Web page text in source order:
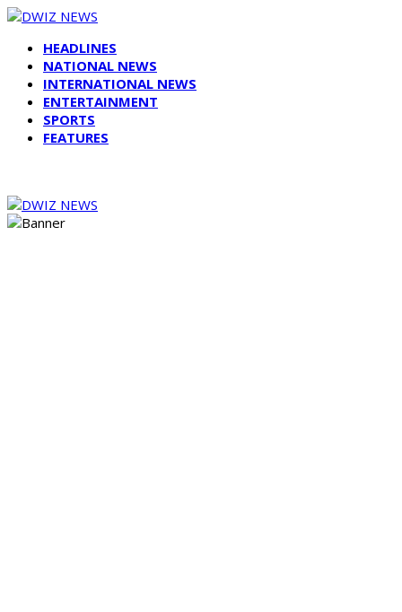
HEADLINES
NATIONAL NEWS
INTERNATIONAL NEWS
ENTERTAINMENT
SPORTS
FEATURES